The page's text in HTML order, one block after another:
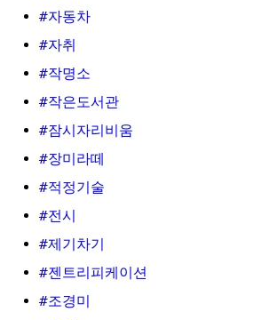
#자동차
#자취
#작명소
#작은도서관
#잠시자리비움
#장미라떼
#적정기술
#전시
#제기차기
#젠트리피케이션
#조경미